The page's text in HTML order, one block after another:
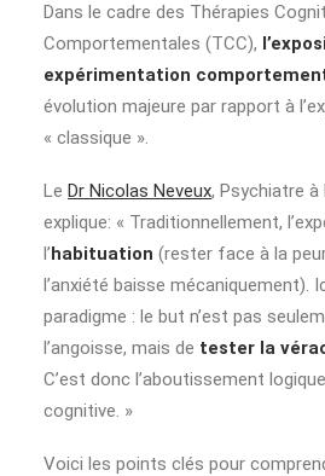
Dans le cadre des Thérapies
Comportementales (TCC),
expérimentation
évolution majeure par rapport à
« classique ».
Le Dr Nicolas Neveux, Psychiatre à
explique: « Traditionnellement,
l’habituation (rester face à la
l’anxiété baisse mécaniquement).
paradigme : le but n’est pas
l’angoisse, mais de tester la
C’est donc l’aboutissement
cognitive. »
Voici les points clés pour